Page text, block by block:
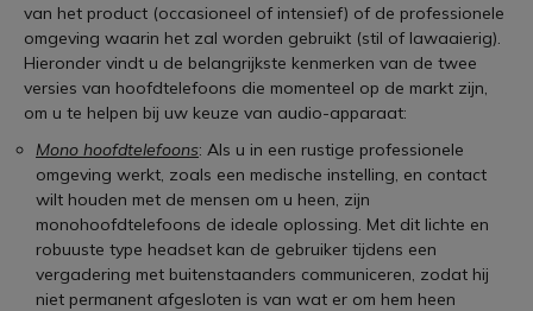
van het product (occasioneel of intensief) of de professionele
omgeving waarin het zal worden gebruikt (stil of lawaaierig).
Hieronder vindt u de belangrijkste kenmerken van de twee
versies van hoofdtelefoons die momenteel op de markt zijn,
om u te helpen bij uw keuze van audio-apparaat:
Mono hoofdtelefoons: Als u in een rustige professionele
omgeving werkt, zoals een medische instelling, en contact
wilt houden met de mensen om u heen, zijn
monohoofdtelefoons de ideale oplossing. Met dit lichte en
robuuste type headset kan de gebruiker tijdens een
vergadering met buitenstaanders communiceren, zodat hij
niet permanent afgesloten is van wat er om hem heen